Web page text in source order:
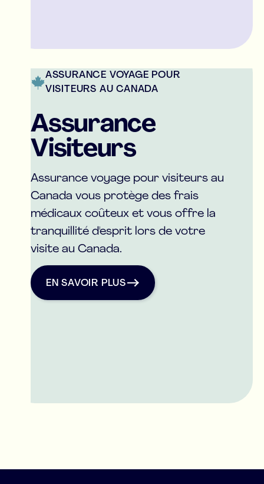
ASSURANCE VOYAGE POUR
VISITEURS AU CANADA
Assurance
Visiteurs
Assurance voyage pour visiteurs au
Canada vous protège des frais
médicaux coûteux et vous offre la
tranquillité d'esprit lors de votre
visite au Canada.
Assurance VisiteursEN SAVOIR PLUs
EN SAVOIR PLUS